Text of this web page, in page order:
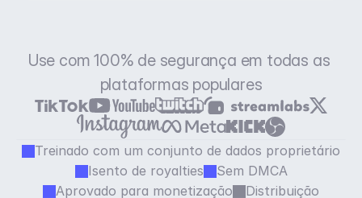
Use com 100% de segurança em todas as
plataformas populares
Treinado com um conjunto de dados proprietário
Isento de royalties
Sem DMCA
Aprovado para monetização
Distribuição